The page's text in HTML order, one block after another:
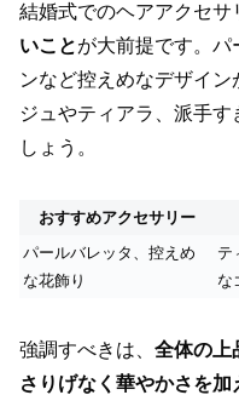
結婚式でのヘアアクセサ
いことが大前提です。パ
ンなど控えめなデザイ
ジュやティアラ、派手
しょう。
おすすめアクセサリー
パールバレッタ、控えめ
な花飾り
テ
な
強調すべきは、 全体の上
さりげなく華やかさを加